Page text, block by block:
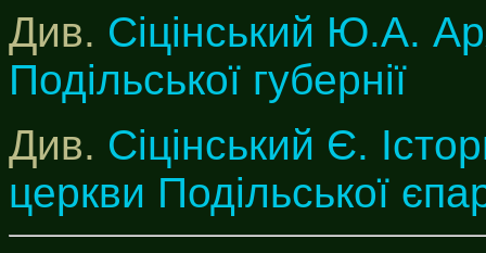
Див. Сіцінський Ю.А.
Подільської губернії
Див. Сіцінський Є.
церкви Подільської